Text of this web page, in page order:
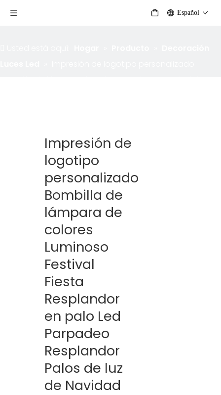
Español
Impresión de
logotipo
personalizado
Bombilla de
lámpara de
colores
Luminoso
Festival
Fiesta
Resplandor
en palo Led
Parpadeo
Resplandor
Palos de luz
de Navidad